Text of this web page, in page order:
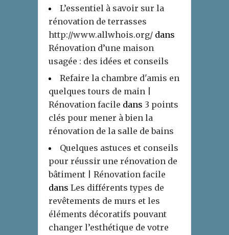
L’essentiel à savoir sur la
rénovation de terrasses
http://www.allwhois.org/ dans
Rénovation d’une maison
usagée : des idées et conseils
Refaire la chambre d'amis en
quelques tours de main |
Rénovation facile dans 3 points
clés pour mener à bien la
rénovation de la salle de bains
Quelques astuces et conseils
pour réussir une rénovation de
bâtiment | Rénovation facile
dans Les différents types de
revêtements de murs et les
éléments décoratifs pouvant
changer l’esthétique de votre